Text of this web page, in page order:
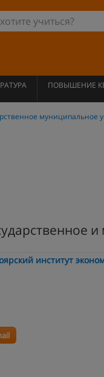
ПОВЫШЕНИЕ
муниципальное
институт